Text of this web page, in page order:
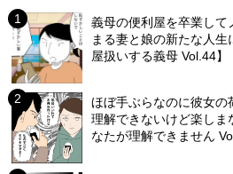
義母の便利屋を卒業し
まる妻と娘の新たな人生
屋扱いする義母 Vol.44】
ほぼ手ぶらなのに彼女の
理解できないけど楽しま
なたが理解できません